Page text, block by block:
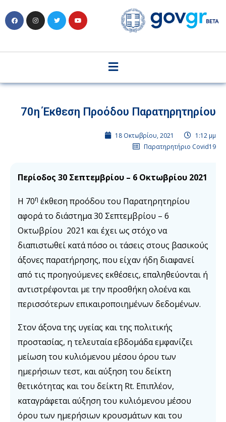
70η Έκθεση Προόδου Παρατηρητηρίου
18 Οκτωβρίου, 2021
1:12 μμ
Παρατηρητήριο Covid19
Περίοδος 30 Σεπτεμβρίου – 6 Οκτωβρίου 2021
Η 70η έκθεση προόδου του Παρατηρητηρίου
αφορά το διάστημα 30 Σεπτεμβρίου – 6
Οκτωβρίου 2021 και έχει ως στόχο να
διαπιστωθεί κατά πόσο οι τάσεις στους βασικούς
άξονες παρατήρησης, που είχαν ήδη διαφανεί
από τις προηγούμενες εκθέσεις, επαληθεύονται ή
αντιστρέφονται με την προσθήκη ολοένα και
περισσότερων επικαιροποιημένων δεδομένων.
Στον άξονα της υγείας και της πολιτικής
προστασίας, η τελευταία εβδομάδα εμφανίζει
μείωση του κυλιόμενου μέσου όρου των
ημερήσιων τεστ, και αύξηση του δείκτη
θετικότητας και του δείκτη Rt. Επιπλέον,
καταγράφεται αύξηση του κυλιόμενου μέσου
όρου των ημερήσιων κρουσμάτων και του